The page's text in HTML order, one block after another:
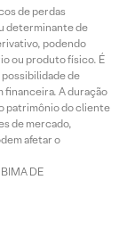
de perdas
determinante de
podendo
ou produto físico. É
de
financeira. A duração
patrimônio do cliente
de mercado,
afetar o
DE